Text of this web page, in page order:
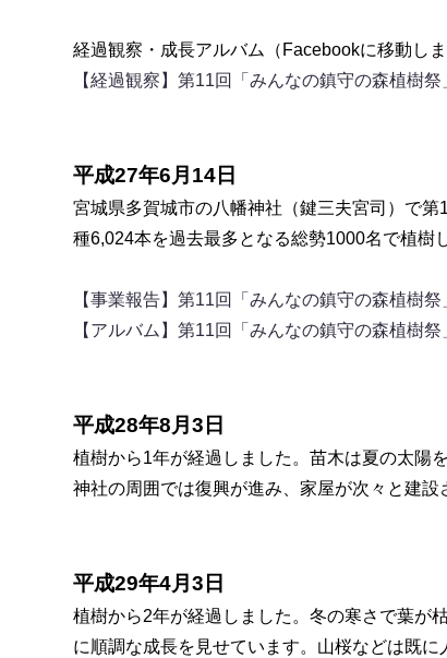
経過観察・成長アルバム（Facebookに移動し
【経過観察】第11回「みんなの鎮守の森植樹祭
平成27年6月14日
宮城県多賀城市の八幡神社（鍵三夫宮司）で
種6,024本を過去最多となる総勢1000名で植樹
【事業報告】第11回「みんなの鎮守の森植樹祭
【アルバム】第11回「みんなの鎮守の森植樹
平成28年8月3日
植樹から1年が経過しました。苗木は夏の太陽
神社の周囲では復興が進み、家屋が次々と建設
平成29年4月3日
植樹から2年が経過しました。冬の寒さで葉が
に順調な成長を見せています。山桜などは既に